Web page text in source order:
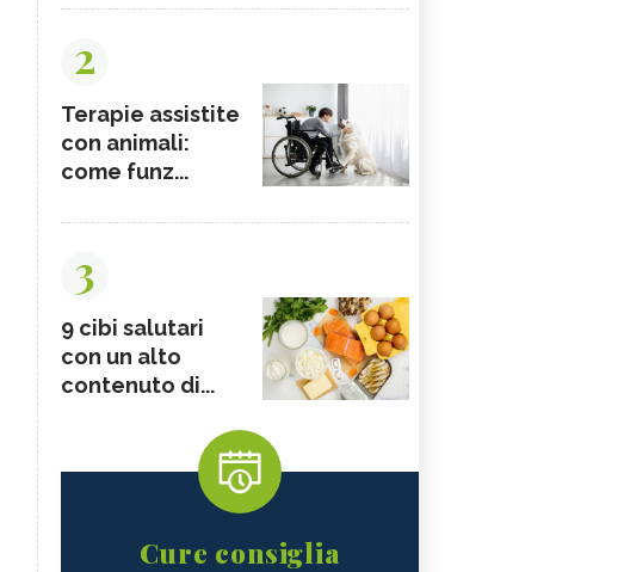
2
Terapie assistite
con animali:
come funz...
3
9 cibi salutari
con un alto
contenuto di...
Cure consiglia